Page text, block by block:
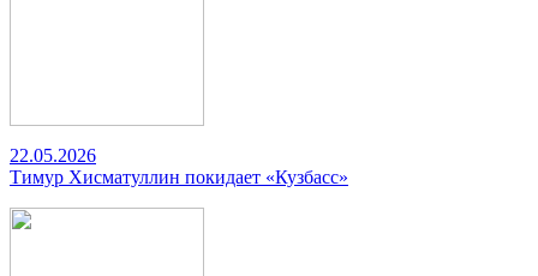
22.05.2026
Тимур Хисматуллин покидает «Кузбасс»